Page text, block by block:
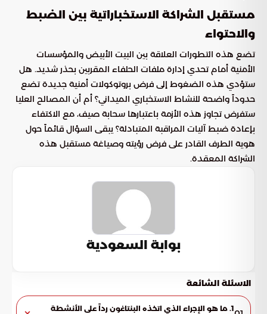
مستقبل الشراكة الاستخباراتية بين الضبط
والاحتواء
تضع هذه التطورات العلاقة بين البيت الأبيض والمؤسسات
الأمنية أمام تحدي إدارة ملفات الحلفاء المقربين بحذر شديد. هل
ستؤدي هذه الضغوط إلى فرض بروتوكولات أمنية جديدة تضع
حدوداً واضحة للنشاط الاستخباري الميداني؟ أم أن المصالح العليا
ستفرض تجاوز هذه الأزمة باعتبارها سحابة صيف، مع الاكتفاء
بإعادة ضبط آليات المراقبة المتبادلة؟ يبقى السؤال قائماً حول
هوية الطرف القادر على فرض رؤيته وصياغة مستقبل هذه
الشراكة المعقدة.
بوابة السعودية
الاسئلة الشائعة
1. ما هو الإجراء الذي اتخذه البنتاغون رداً على الأنشطة